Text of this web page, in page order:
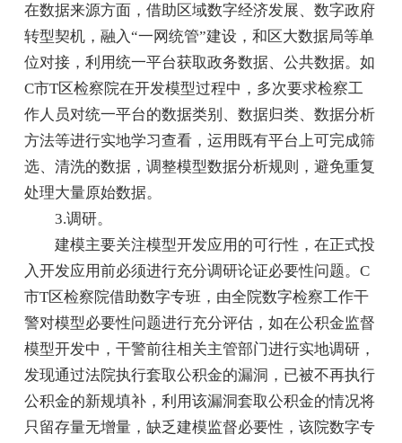
在数据来源方面，借助区域数字经济发展、数字政府
转型契机，融入“一网统管”建设，和区大数据局等单
位对接，利用统一平台获取政务数据、公共数据。如
C市T区检察院在开发模型过程中，多次要求检察工
作人员对统一平台的数据类别、数据归类、数据分析
方法等进行实地学习查看，运用既有平台上可完成筛
选、清洗的数据，调整模型数据分析规则，避免重复
处理大量原始数据。
3.调研。
建模主要关注模型开发应用的可行性，在正式投
入开发应用前必须进行充分调研论证必要性问题。C
市T区检察院借助数字专班，由全院数字检察工作干
警对模型必要性问题进行充分评估，如在公积金监督
模型开发中，干警前往相关主管部门进行实地调研，
发现通过法院执行套取公积金的漏洞，已被不再执行
公积金的新规填补，利用该漏洞套取公积金的情况将
只留存量无增量，缺乏建模监督必要性，该院数字专